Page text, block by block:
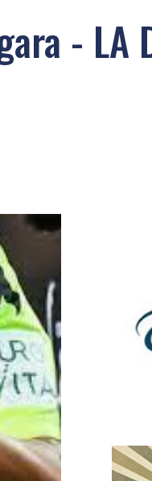
- LA